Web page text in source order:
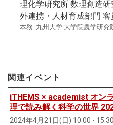
理化学研究所 数理創造
外連携・人材育成部門 客
本務: 九州大学 大学院農学研究
関連イベント
iTHEMS × academist オン
理で読み解く科学の世界
2024年4月21日(日) 10:00 - 15:30